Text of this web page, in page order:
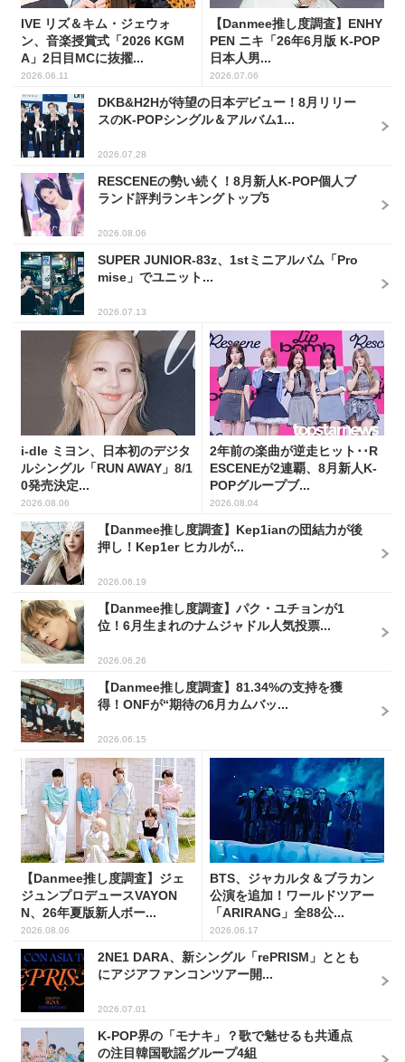
IVE リズ＆キム・ジェウォ
ン、音楽授賞式「2026 KGM
A」2日目MCに抜擢...
2026.06.11
【Danmee推し度調査】ENHY
PEN ニキ「26年6月版 K-POP
日本人男...
2026.07.06
DKB&H2Hが待望の日本デビュー！8月リリー
スのK-POPシングル＆アルバム1...
2026.07.28
RESCENEの勢い続く！8月新人K-POP個人ブ
ランド評判ランキングトップ5
2026.08.06
SUPER JUNIOR-83z、1stミニアルバム「Pro
mise」でユニット...
2026.07.13
i-dle ミヨン、日本初のデジタ
ルシングル「RUN AWAY」8/1
0発売決定...
2026.08.06
2年前の楽曲が逆走ヒット･･R
ESCENEが2連覇、8月新人K-
POPグループブ...
2026.08.04
【Danmee推し度調査】Kep1ianの団結力が後
押し！Kep1er ヒカルが...
2026.06.19
【Danmee推し度調査】パク・ユチョンが1
位！6月生まれのナムジャドル人気投票...
2026.06.26
【Danmee推し度調査】81.34%の支持を獲
得！ONFが“期待の6月カムバッ...
2026.06.15
【Danmee推し度調査】ジェ
ジュンプロデュースVAYON
N、26年夏版新人ボー...
2026.08.06
BTS、ジャカルタ＆ブラカン
公演を追加！ワールドツアー
「ARIRANG」全88公...
2026.06.17
2NE1 DARA、新シングル「rePRISM」ととも
にアジアファンコンツアー開...
2026.07.01
K-POP界の「モナキ」？歌で魅せるも共通点
の注目韓国歌謡グループ4組